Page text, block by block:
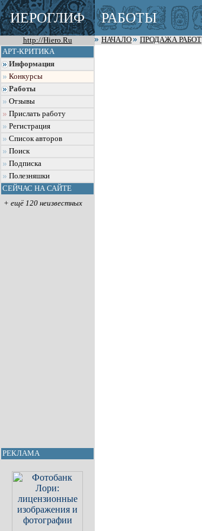
ИЕРОГЛИФ РАБОТЫ
http://Hiero.Ru НАЧАЛО ПРОДАЖА РАБОТ
АРТ-КРИТИКА
Информация
Конкурсы
Работы
Отзывы
Прислать работу
Регистрация
Список авторов
Поиск
Подписка
Полезняшки
СЕЙЧАС НА САЙТЕ
+ ещё 120 неизвестных
РЕКЛАМА